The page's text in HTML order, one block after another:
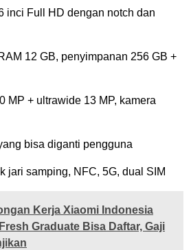
inci Full HD dengan notch dan
12 GB, penyimpanan 256 GB +
MP + ultrawide 13 MP, kamera
bisa diganti pengguna
jari samping, NFC, 5G, dual SIM
Kerja Xiaomi Indonesia
Graduate Bisa Daftar, Gaji